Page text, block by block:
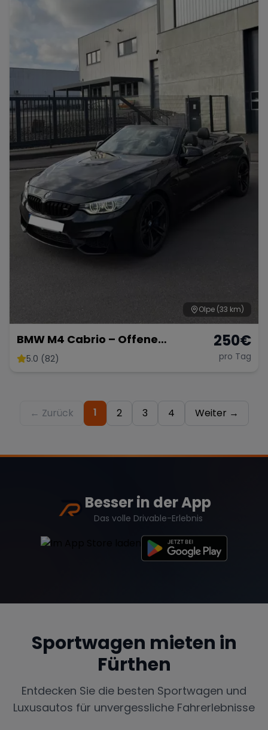
Olpe (33 km)
BMW M4 Cabrio – Offene
Fahrfreude mit 431 PS
5.0 (82)
250€
pro Tag
← Zurück 1 2 3 4 Weiter →
Besser in der App
Das volle Drivable-Erlebnis
Sportwagen mieten in
Fürthen
Entdecken Sie die besten Sportwagen und
Luxusautos für unvergessliche Fahrerlebnisse